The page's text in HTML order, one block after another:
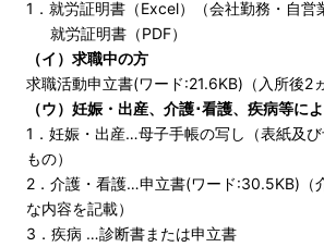
1． 就労証明書（Excel）
（会社勤務・自営
就労証明書（PDF）
（イ）求職中の方
求職活動申立書(ワード:21.6KB) （入所後2
（ウ）妊娠・出産、介護･看護、疾病等に
1．妊娠・出産…母子手帳の写し（表紙及
もの）
2．介護・看護…申立書(ワード:30.5KB)
な内容を記載）
3．疾病 …診断書または申立書